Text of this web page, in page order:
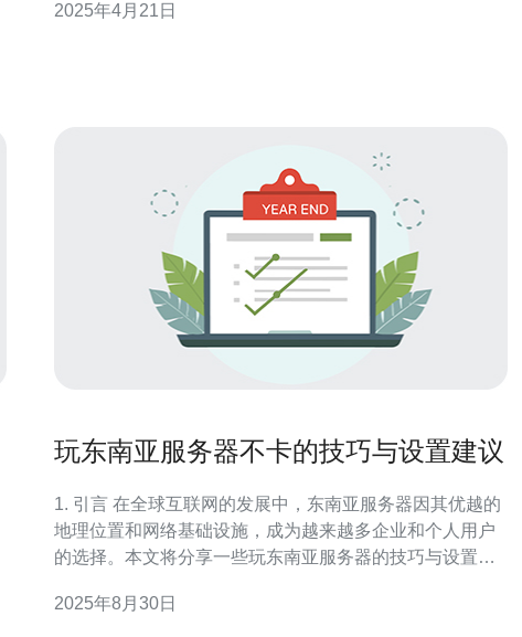
务器搬迁的理想选择。 服务器搬迁是一项复杂的任务，需
2025年4月21日
玩东南亚服务器不卡的技巧与设置建议
1. 引言 在全球互联网的发展中，东南亚服务器因其优越的
地理位置和网络基础设施，成为越来越多企业和个人用户
的选择。本文将分享一些玩东南亚服务器的技巧与设置建
心具备低延迟和高带宽的优势，特别适合游戏、视频流媒
2025年8月30日